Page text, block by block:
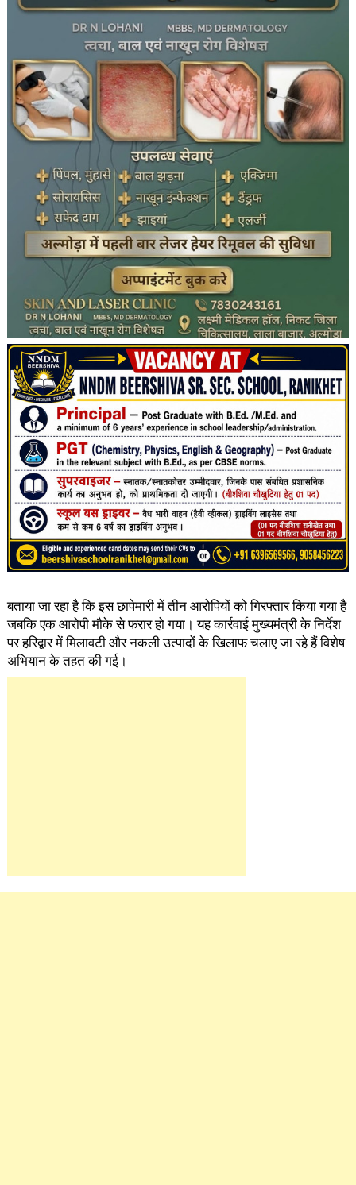
बताया जा रहा है कि इस छापेमारी में तीन आरोपियों को गिरफ्तार किया गया है
जबकि एक आरोपी मौके से फरार हो गया। यह कार्रवाई मुख्यमंत्री के निर्देश
पर हरिद्वार में मिलावटी और नकली उत्पादों के खिलाफ चलाए जा रहे हैं विशेष
अभियान के तहत की गई।